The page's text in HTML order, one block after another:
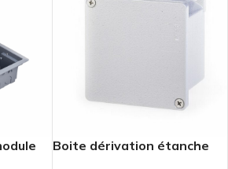
Boite dérivation étanche